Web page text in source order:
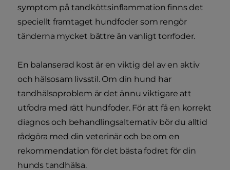
symptom på tandköttsinflammation finns det
speciellt framtaget hundfoder som rengör
tänderna mycket bättre än vanligt torrfoder.
En balanserad kost är en viktig del av en aktiv
och hälsosam livsstil. Om din hund har
tandhälsoproblem är det ännu viktigare att
utfodra med rätt hundfoder. För att få en korrekt
diagnos och behandlingsalternativ bör du alltid
rådgöra med din veterinär och be om en
rekommendation för det bästa fodret för din
hunds tandhälsa.